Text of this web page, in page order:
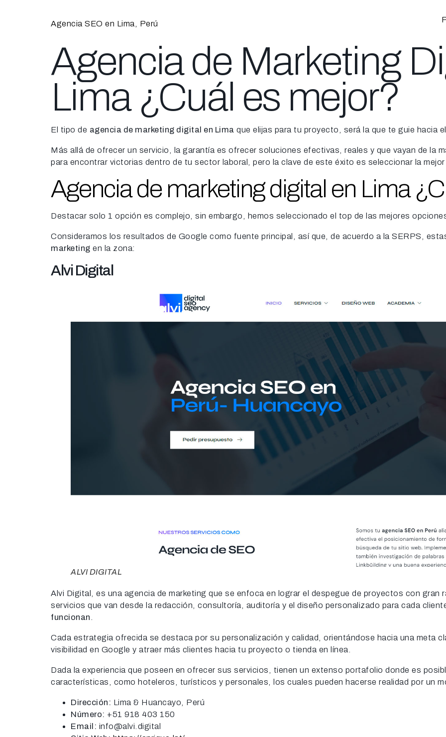
Agencia SEO en Lima, Perú
Agencia de Marketing
Lima ¿Cuál es mejor?
El tipo de agencia de marketing digital en Lima que elijas para tu proyecto, será la que te guie hacia
Más allá de ofrecer un servicio, la garantía es ofrecer soluciones efectivas, reales y que vayan de la
para encontrar victorias dentro de tu sector laboral, pero la clave de este éxito es seleccionar la
Agencia de marketing digital en Lima
Destacar solo 1 opción es complejo, sin embargo, hemos seleccionado el top de las mejores
Consideramos los resultados de Google como fuente principal, así que, de acuerdo a la SERPS,
marketing en la zona:
Alvi Digital
ALVI DIGITAL
Alvi Digital, es una agencia de marketing que se enfoca en lograr el despegue de proyectos con gran
servicios que van desde la redacción, consultoría, auditoría y el diseño personalizado para cada
funcionan
Cada estrategia ofrecida se destaca por su personalización y calidad, orientándose hacia una meta
visibilidad en Google y atraer más clientes hacia tu proyecto o tienda en línea.
Dada la experiencia que poseen en ofrecer sus servicios, tienen un extenso portafolio donde es
características, como hoteleros, turísticos y personales, los cuales pueden hacerse realidad por un
Dirección: Lima & Huancayo, Perú
Número: +51 918 403 150
Email: info@alvi.digital